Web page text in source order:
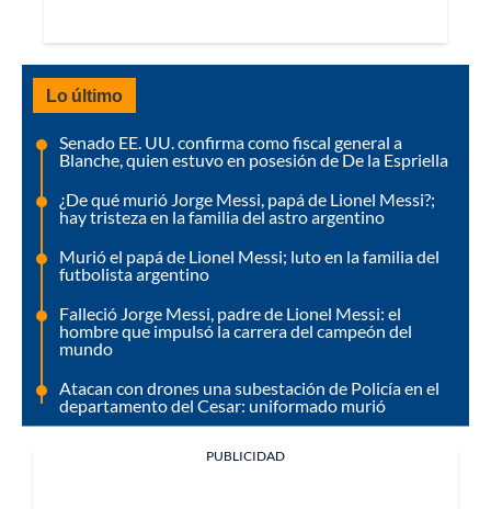
Lo último
Senado EE. UU. confirma como fiscal general a
Blanche, quien estuvo en posesión de De la Espriella
¿De qué murió Jorge Messi, papá de Lionel Messi?;
hay tristeza en la familia del astro argentino
Murió el papá de Lionel Messi; luto en la familia del
futbolista argentino
Falleció Jorge Messi, padre de Lionel Messi: el
hombre que impulsó la carrera del campeón del
mundo
Atacan con drones una subestación de Policía en el
departamento del Cesar: uniformado murió
PUBLICIDAD